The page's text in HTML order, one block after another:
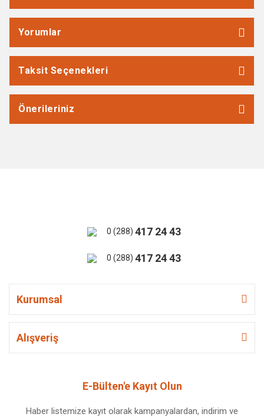
Yorumlar
Taksit Seçenekleri
Önerileriniz
0 (288) 417 24 43
0 (288) 417 24 43
Kurumsal
Alışveriş
E-Bülten'e Kayıt Olun
Haber listemize kayıt olarak kampanyalardan, indirim ve